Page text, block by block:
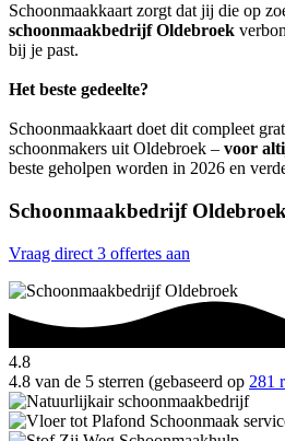
Schoonmaakkaart zorgt dat jij die op
schoonmaakbedrijf Oldebroek
bij je past.
Het beste gedeelte?
Schoonmaakkaart doet dit compleet
schoonmakers uit Oldebroek – voor
beste geholpen worden in 2026 en
Schoonmaakbedrijf
Vraag direct 3 offertes aan
4.8
4.8 van de 5 sterren (gebaseerd op 281